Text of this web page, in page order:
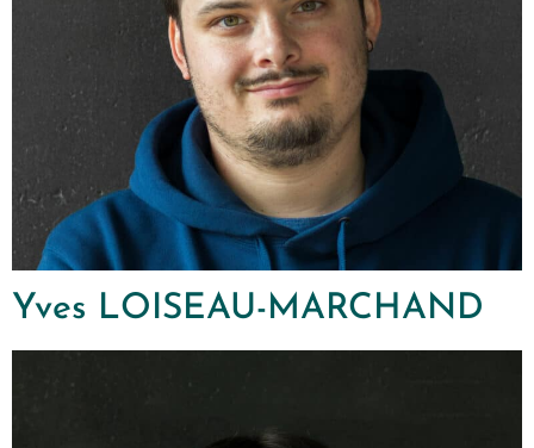
Yves LOISEAU-MARCHAND